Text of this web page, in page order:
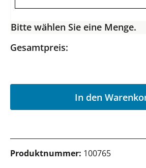
Bitte wählen Sie eine Menge.
Gesamtpreis:
In den
Produktnummer: 100765